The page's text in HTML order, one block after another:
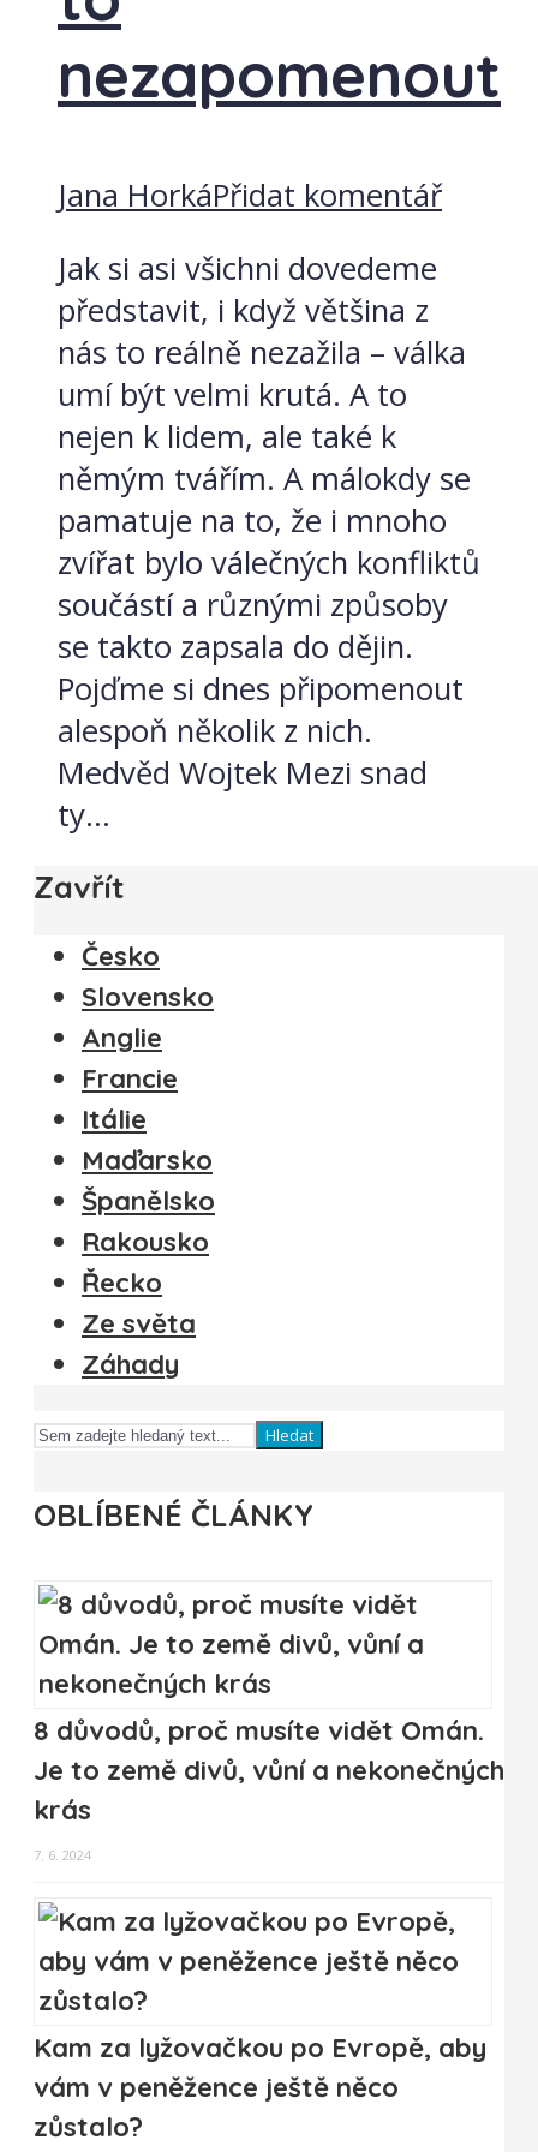
nezapomenout
Jana HorkáPřidat komentář
Jak si asi všichni dovedeme
představit, i když většina z
nás to reálně nezažila – válka
umí být velmi krutá. A to
nejen k lidem, ale také k
němým tvářím. A málokdy se
pamatuje na to, že i mnoho
zvířat bylo válečných konfliktů
součástí a různými způsoby
se takto zapsala do dějin.
Pojďme si dnes připomenout
alespoň několik z nich.
Medvěd Wojtek Mezi snad
ty...
Zavřít
Česko
Slovensko
Anglie
Francie
Itálie
Maďarsko
Španělsko
Rakousko
Řecko
Ze světa
Záhady
Hledat
OBLÍBENÉ ČLÁNKY
8 důvodů, proč musíte vidět Omán.
Je to země divů, vůní a nekonečných
krás
7. 6. 2024
Kam za lyžovačkou po Evropě, aby
vám v peněžence ještě něco
zůstalo?